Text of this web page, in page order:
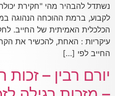
נשתדל להבהיר מהי "חקירת
לקבוע, ברמת ההוכחה הנהוגה
הכלכלית האמיתית של החייב.
עיקריות : האחת, להכשיר את
החייב לפי […]
יורם רבין –